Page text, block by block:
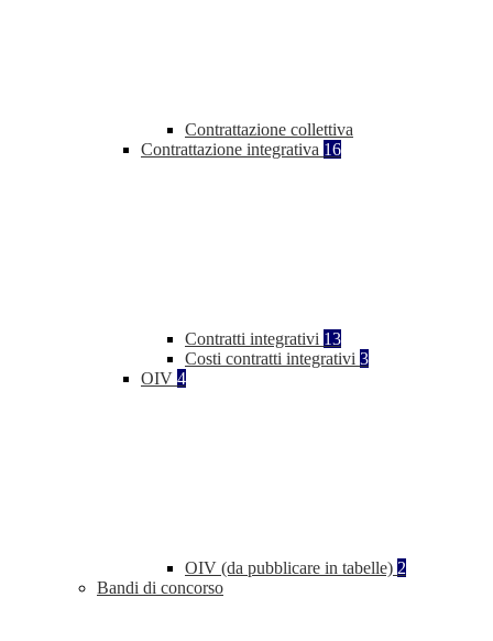
Contrattazione collettiva
Contrattazione integrativa 16
Contratti integrativi 13
Costi contratti integrativi 3
OIV 4
OIV (da pubblicare in tabelle) 2
Bandi di concorso